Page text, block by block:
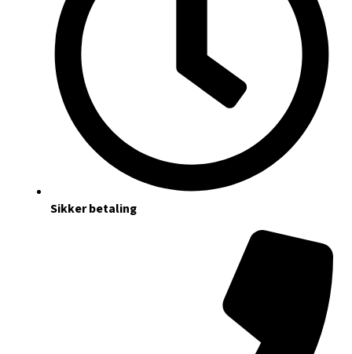
Sikker betaling